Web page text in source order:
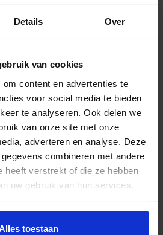
Details Over
van cookies
content en advertenties te
voor social media te bieden
te analyseren. Ook delen we
van onze site met onze
adverteren en analyse. Deze
combineren met andere
heeft verstrekt of die ze hebben
uw gebruik van hun services.
voorkeur aanpassen, bekijk dan
toestaan
en muzikant – volgden
om zich voor te bereiden
ernstig zieke mensen, hun
'We geven ze
te werken,' aldus
HKU. De geestelijke
doen ook mee aan de
uit verschillende domeinen
creatie gaan maken, zonder
laten sturen door het feit dat